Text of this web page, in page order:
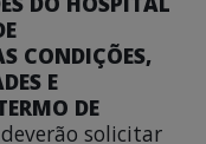
CONDIÇÕES,
E
DE
solicitar